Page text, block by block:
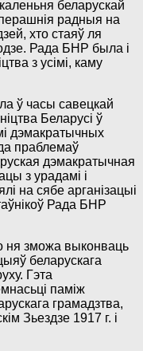
беларускай
радныя на
хто стаяў ля
Рада БНР была і
з усімі, каму
ў часы савецкай
Беларусі ў
дэмакратычных
праблемаў
дэмакратычная
з урадамі і
на сябе арганізацыі
Рада БНР
ня зможа выконваць
беларускага
Гэта
паміж
грамадзтва,
Зьездзе 1917 г. і